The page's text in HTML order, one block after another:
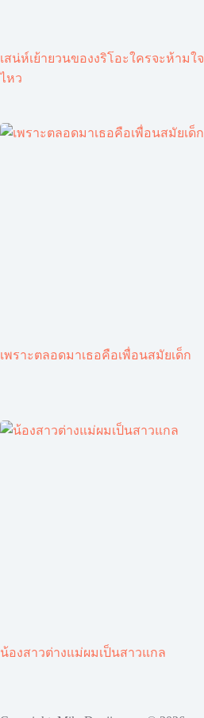
เสน่ห์เย้ายวนของงริโอะใครจะห้ามใจ
ไหว
เพราะตลอดมาเธอคือเพื่อนสมัยเด็ก
น้องสาวต่างแม่ผมเป็นสาวแกล